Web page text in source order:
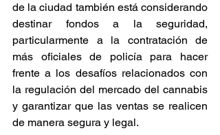
de la ciudad también está considerando
destinar fondos a la seguridad,
particularmente a la contratación de
más oficiales de policía para hacer
frente a los desafíos relacionados con
la regulación del mercado del cannabis
y garantizar que las ventas se realicen
de manera segura y legal.